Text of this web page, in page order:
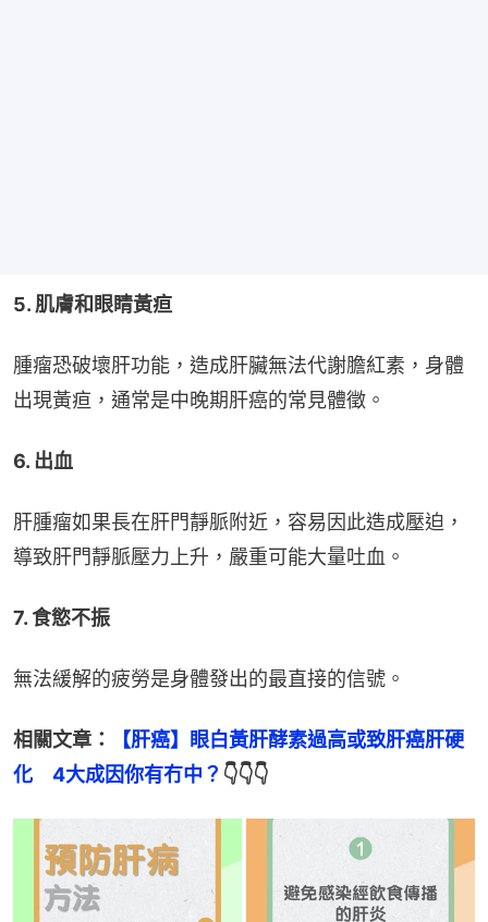
5. 肌膚和眼睛黃疸
腫瘤恐破壞肝功能，造成肝臟無法代謝膽紅素，身體
出現黃疸，通常是中晚期肝癌的常見體徵。
6. 出血
肝腫瘤如果長在肝門靜脈附近，容易因此造成壓迫，
導致肝門靜脈壓力上升，嚴重可能大量吐血。
7. 食慾不振
無法緩解的疲勞是身體發出的最直接的信號。
相關文章：
【肝癌】眼白黃肝酵素過高或致肝癌肝硬
化　4大成因你有冇中？ 👇👇👇